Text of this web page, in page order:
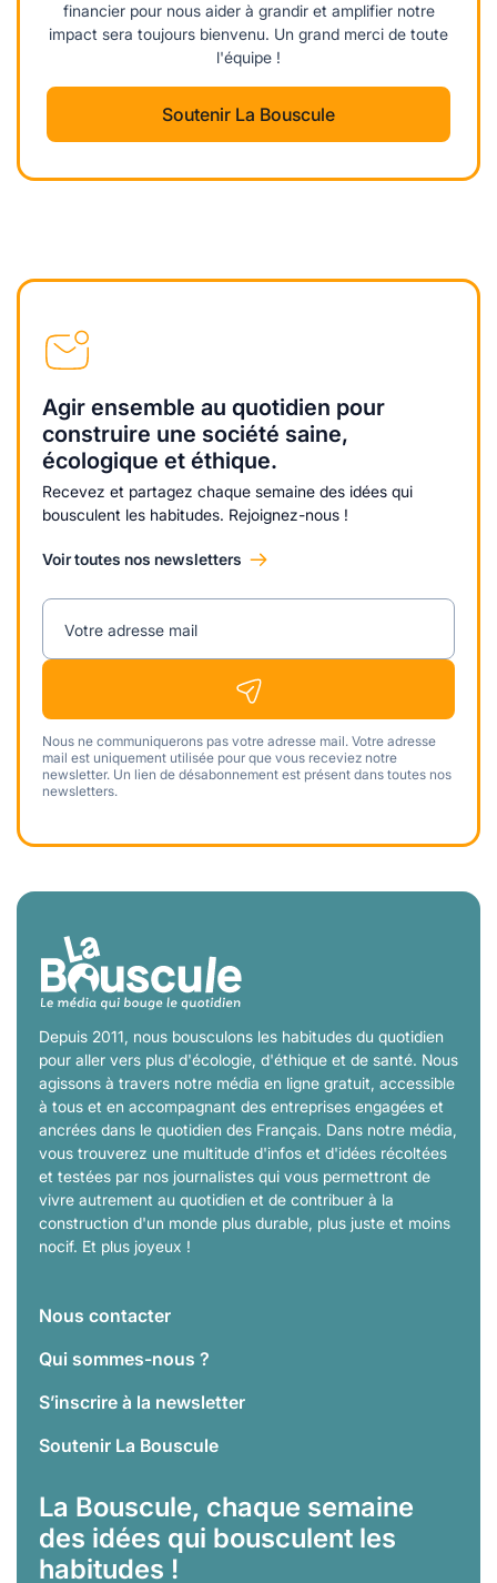
financier pour nous aider à grandir et amplifier notre
impact sera toujours bienvenu. Un grand merci de toute
l'équipe !
Soutenir La Bouscule
Agir ensemble au quotidien pour
construire une société saine,
écologique et éthique.
Recevez et partagez chaque semaine des idées qui
bousculent les habitudes. Rejoignez-nous !
Voir toutes nos newsletters
Votre adresse mail
Nous ne communiquerons pas votre adresse mail. Votre adresse
mail est uniquement utilisée pour que vous receviez notre
newsletter. Un lien de désabonnement est présent dans toutes nos
newsletters.
Depuis 2011, nous bousculons les habitudes du quotidien
pour aller vers plus d'écologie, d'éthique et de santé. Nous
agissons à travers notre média en ligne gratuit, accessible
à tous et en accompagnant des entreprises engagées et
ancrées dans le quotidien des Français. Dans notre média,
vous trouverez une multitude d'infos et d'idées récoltées
et testées par nos journalistes qui vous permettront de
vivre autrement au quotidien et de contribuer à la
construction d'un monde plus durable, plus juste et moins
nocif. Et plus joyeux !
Nous contacter
Qui sommes-nous ?
S’inscrire à la newsletter
Soutenir La Bouscule
La Bouscule, chaque semaine
des idées qui bousculent les
habitudes !